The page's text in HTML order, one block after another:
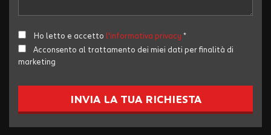
Ho letto e accetto l'informativa privacy *
Acconsento al trattamento dei miei dati per finalità di
marketing
INVIA LA TUA RICHIESTA
impostazioni